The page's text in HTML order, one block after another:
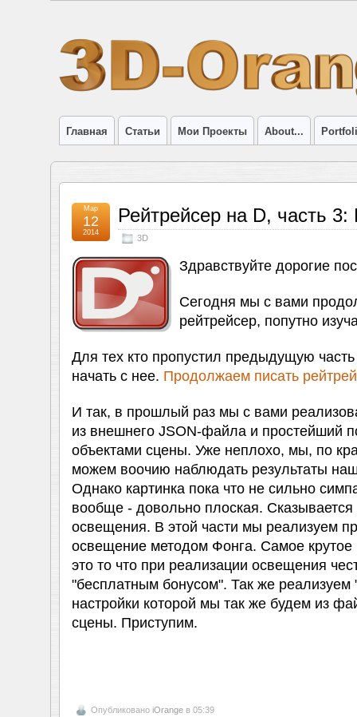
Главная Статьи Мои Проекты About...
Рейтрейсер на D, часть 3:
3D
Мар
12
2014
Здравствуйте дорогие
Сегодня мы с вами
рейтрейсер, попутно
Для тех кто пропустил предыдущую
начать с нее. Продолжаем писать
И так, в прошлый раз мы с вами
из внешнего JSON-файла и простейший
объектами сцены. Уже неплохо, мы, по
можем воочию наблюдать результаты
Однако картинка пока что не сильно
вообще - довольно плоская. Сказывается
освещения. В этой части мы реализуем
освещение методом Фонга. Самое крутое
это то что при реализации освещения
"бесплатным бонусом". Так же реализуем
настройки которой мы так же будем из
сцены. Приступим.
Опубликовано iOrangeв 05:39